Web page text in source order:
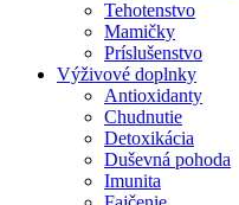
Tehotenstvo
Mamičky
Príslušenstvo
Výživové doplnky
Antioxidanty
Chudnutie
Detoxikácia
Duševná pohoda
Imunita